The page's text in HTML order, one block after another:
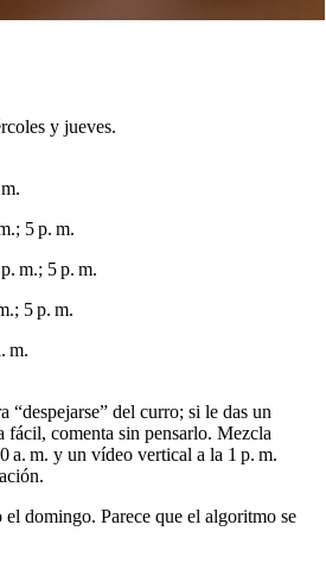
y jueves.
5 p. m.
m.; 5 p. m.
5 p. m.
m.
“despejarse” del curro; si le das un
fácil, comenta sin pensarlo. Mezcla
a. m. y un vídeo vertical a la 1 p. m.
el domingo. Parece que el algoritmo se